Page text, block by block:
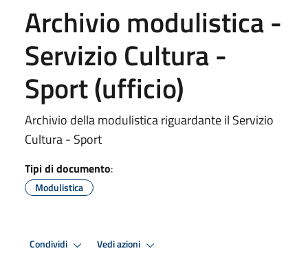
Archivio modulistica -
Servizio Cultura -
Sport (ufficio)
Archivio della modulistica riguardante il Servizio
Cultura - Sport
Tipi di documento:
Modulistica
Condividi Vedi azioni